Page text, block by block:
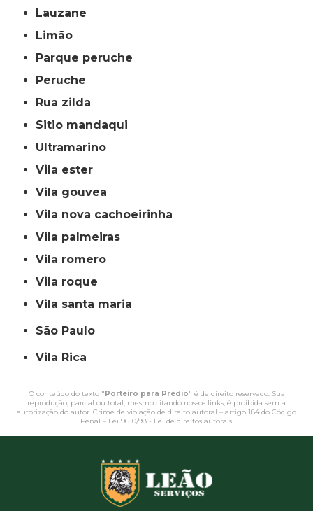
lauzane
limão
parque peruche
peruche
rua zilda
sitio mandaqui
ultramarino
vila ester
vila gouvea
vila nova cachoeirinha
vila palmeiras
vila romero
vila roque
vila santa maria
São Paulo
Vila Rica
O conteúdo do texto "Porteiro para Prédio" é de direito reservado. Sua
reprodução, parcial ou total, mesmo citando nossos links, é proibida sem a
autorização do autor. Crime de violação de direito autoral – artigo 184 do Código
Penal – Lei 9610/98 - Lei de direitos autorais.